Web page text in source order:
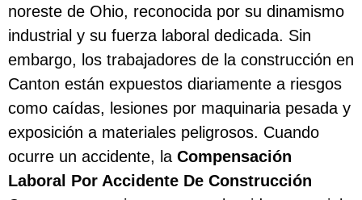
noreste de Ohio, reconocida por su dinamismo
industrial y su fuerza laboral dedicada. Sin
embargo, los trabajadores de la construcción en
Canton están expuestos diariamente a riesgos
como caídas, lesiones por maquinaria pesada y
exposición a materiales peligrosos. Cuando
ocurre un accidente, la Compensación
Laboral Por Accidente De Construcción